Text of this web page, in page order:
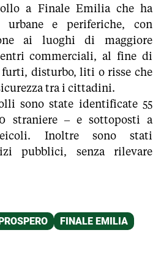
a Finale Emilia che ha
urbane e periferiche, con
ai luoghi di maggiore
commerciali, al fine di
disturbo, liti o risse che
tra i cittadini.
sono state identificate 55
straniere – e sottoposti a
Inoltre sono stati
pubblici, senza rilevare